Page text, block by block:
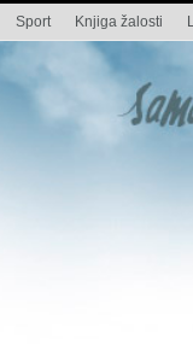
Sport Knjiga žalosti